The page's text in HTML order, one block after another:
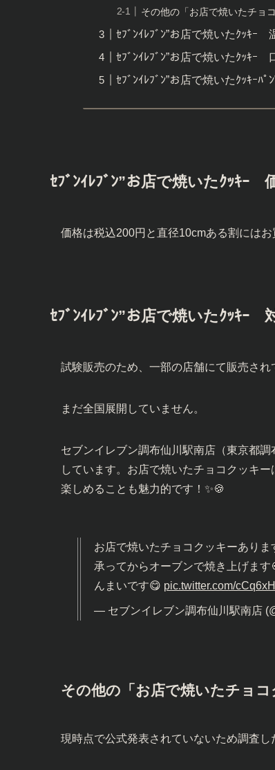
その他の「お店で焼いたチョ
ｾﾌﾞﾝｲﾚﾌﾞﾝ”お店で焼いたｸｯｷｰ
ｾﾌﾞﾝｲﾚﾌﾞﾝ”お店で焼いたｸｯｷｰ
ｾﾌﾞﾝｲﾚﾌﾞﾝ”お店で焼いたｸｯｷｰ
ｾﾌﾞﾝｲﾚﾌﾞﾝ”お店で焼いたｸｯｷｰ
価格は税込200円と直径10cmある割にはお
ｾﾌﾞﾝｲﾚﾌﾞﾝ”お店で焼いたｸｯｷｰ
試験販売のため、一部の店舗にて販売され
まだ全国展開していません。
セブンイレブン調布仙川駅南店（東京都
しています。お店で焼いたチョコクッキ
楽しめることも魅力的です！✨🍪
お店で焼いたチョコクッキーありま
承ってからオーブンで焼き上げます
んまいです😋 pic.twitter.com/
— セブンイレブン調布仙川駅南店
その他の「お店で焼いたチョ
現時点で公式発表されていないため調査